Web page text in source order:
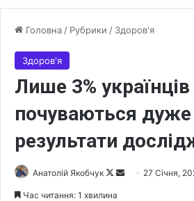
Головна / Рубрики / Здоров'я
Здоров'я
Лише 3% українців
почуваються
результати
Анатолій Якобчук
F
27 Січня,
Час читання: 1 хвилина